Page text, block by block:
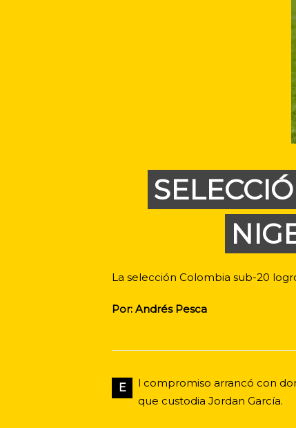
La selección Colombia sub-20
Por: Andrés Pesca
E
l compromiso arrancó con
que custodia Jordan García.